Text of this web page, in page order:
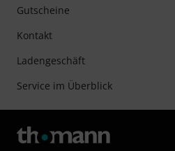
Gutscheine
Kontakt
Ladengeschäft
Service im Überblick